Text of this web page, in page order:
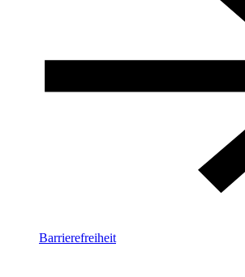
Barrierefreiheit